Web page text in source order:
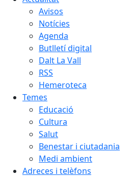
Avisos
Notícies
Agenda
Butlletí digital
Dalt La Vall
RSS
Hemeroteca
Temes
Educació
Cultura
Salut
Benestar i ciutadania
Medi ambient
Adreces i telèfons